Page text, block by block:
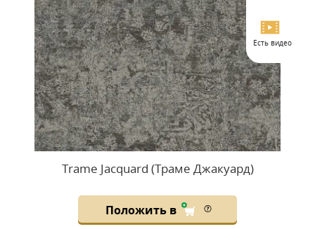
Есть видео
Trame Jacquard (Траме Джакуард)
Положить в